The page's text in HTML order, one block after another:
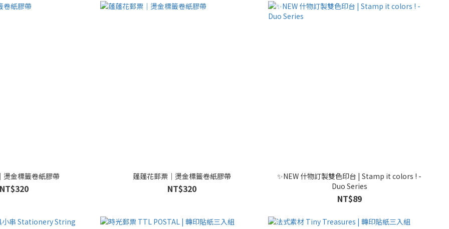
燙金標籤卷紙膠帶 蓬蓬花郵票｜燙金標籤卷紙膠帶
NT$320
✨NEW 什物訂製雙色印台 | Stamp it colors ! -
Duo Series
NT$89